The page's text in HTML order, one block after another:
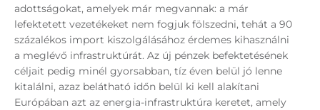
adottságokat, amelyek már megvannak: a már
lefektetett vezetékeket nem fogjuk fölszedni, tehát a 90
százalékos import kiszolgálásához érdemes kihasználni
a meglévő infrastruktúrát. Az új pénzek befektetésének
céljait pedig minél gyorsabban, tíz éven belül jó lenne
kitalálni, azaz belátható időn belül ki kell alakítani
Európában azt az energia-infrastruktúra keretet, amely